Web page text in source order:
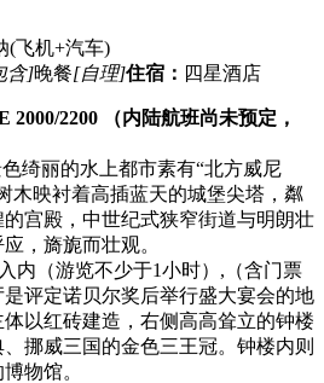
(飞机+汽车)
含]晚餐[自理]住宿： 四星酒店
2000/2200 （内陆航班尚未预定，
绮丽的水上都市素有“北方威尼
木映衬着高插蓝天的城堡尖塔，粼
宫殿，中世纪式狭窄街道与明朗壮
，旖旎而壮观。
内（游览不少于1小时）,（含门票
评定诺贝尔奖后举行盛大宴会的地
以红砖建造，右侧高高耸立的钟楼
挪威三国的金色三王冠。钟楼内则
物馆。